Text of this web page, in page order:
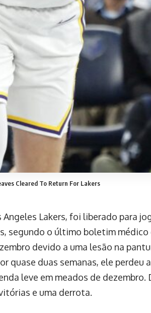
Cleared To Return For Lakers
Lakers, foi liberado para
segundo o último boletim médico
devido a uma lesão na
quase duas semanas, ele perdeu
leve em meados de dezembro.
e uma derrota.